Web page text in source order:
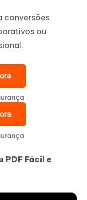
conversões
ou
PDF Fácil e